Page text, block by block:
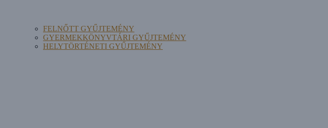
FELNŐTT GYŰJTEMÉNY
GYERMEKKÖNYVTÁRI GYŰJTEMÉNY
HELYTÖRTÉNETI GYŰJTEMÉNY